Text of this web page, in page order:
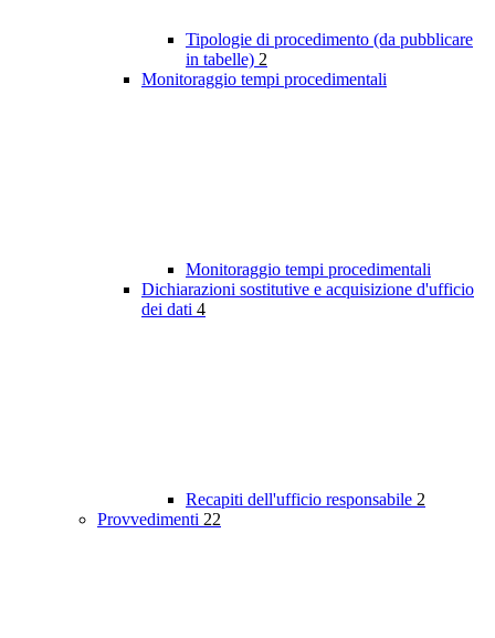
Tipologie di procedimento (da pubblicare
in tabelle) 2
Monitoraggio tempi procedimentali
Monitoraggio tempi procedimentali
Dichiarazioni sostitutive e acquisizione d'ufficio
dei dati 4
Recapiti dell'ufficio responsabile 2
Provvedimenti 22